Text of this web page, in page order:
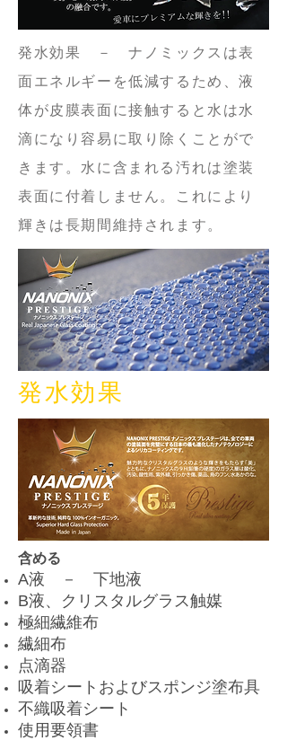
発水効果 － ナノミックスは表
面エネルギーを低減するため、液
体が皮膜表面に接触すると水は水
滴になり容易に取り除くことがで
きます。水に含まれる汚れは塗装
表面に付着しません。これにより
輝きは長期間維持されます。
含める
A液 － 下地液
B液、クリスタルグラス触媒
極細繊維布
繊細布
点滴器
吸着シートおよびスポンジ塗布具
不織吸着シート
使用要領書
発水効果